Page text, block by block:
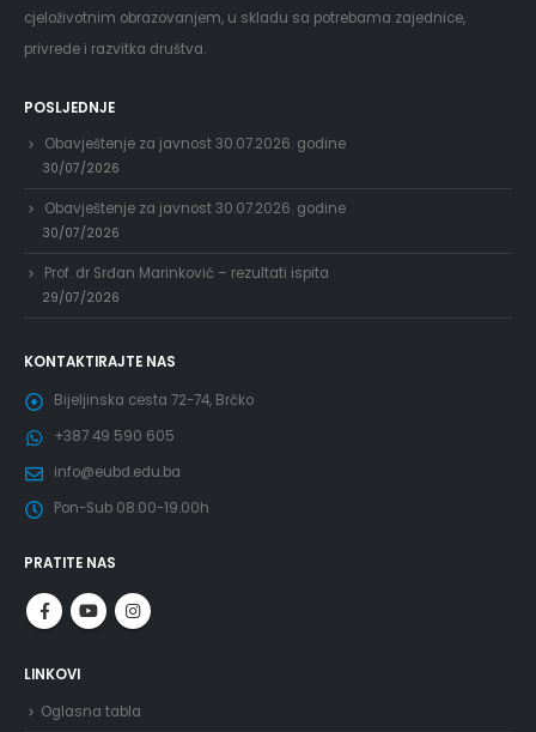
cjeloživotnim obrazovanjem, u skladu sa potrebama zajednice,
privrede i razvitka društva.
POSLJEDNJE
Obavještenje za javnost 30.07.2026. godine
30/07/2026
Obavještenje za javnost 30.07.2026. godine
30/07/2026
Prof. dr Srđan Marinković – rezultati ispita
29/07/2026
KONTAKTIRAJTE NAS
Bijeljinska cesta 72-74, Brčko
+387 49 590 605
info@eubd.edu.ba
Pon-Sub 08.00-19.00h
PRATITE NAS
LINKOVI
Oglasna tabla